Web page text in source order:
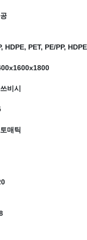
HDPE, PET, PE/PP,
비시
매틱